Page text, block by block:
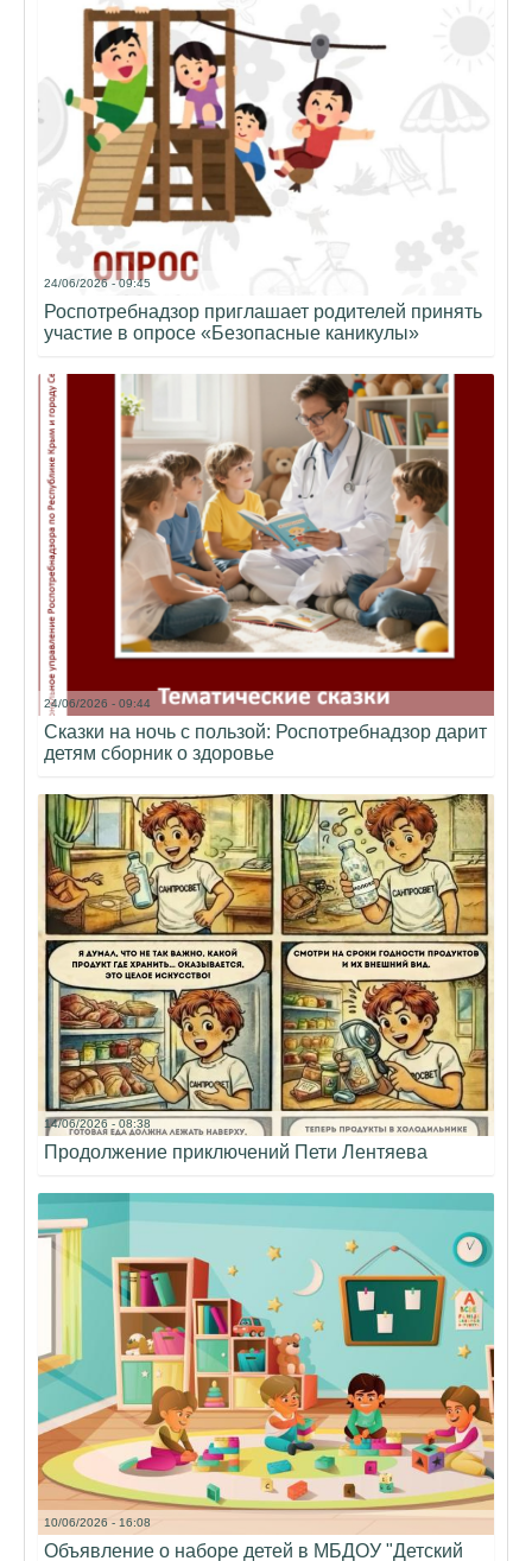
24/06/2026 - 09:45
Роспотребнадзор приглашает родителей принять
участие в опросе «Безопасные каникулы»
24/06/2026 - 09:44
Сказки на ночь с пользой: Роспотребнадзор дарит
детям сборник о здоровье
14/06/2026 - 08:38
Продолжение приключений Пети Лентяева
10/06/2026 - 16:08
Объявление о наборе детей в МБДОУ "Детский